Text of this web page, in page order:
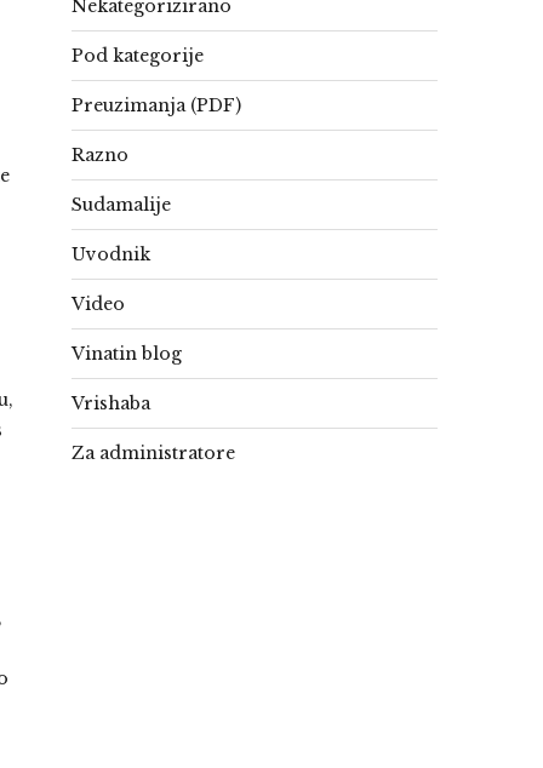
Nekategorizirano
Pod kategorije
Preuzimanja (PDF)
Razno
Sudamalije
Uvodnik
Video
Vinatin blog
Vrishaba
Za administratore